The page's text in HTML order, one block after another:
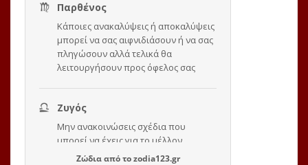
Ζώδιααπό τοzodia123.gr